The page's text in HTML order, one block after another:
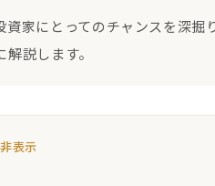
家にとってのチャンスを深掘
説します。
非表示